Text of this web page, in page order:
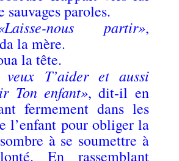
sauvages paroles.
nous partir»,
la mère.
la tête.
veux T’aider et aussi
Ton enfant», dit-il en
fermement dans les
l’enfant pour obliger la
à se soumettre à
En rassemblant